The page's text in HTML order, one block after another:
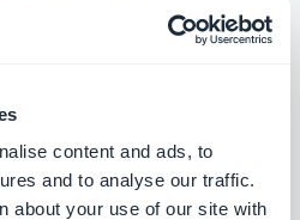
content and ads, to
and to analyse our traffic.
about your use of our site with
solution to win over
market